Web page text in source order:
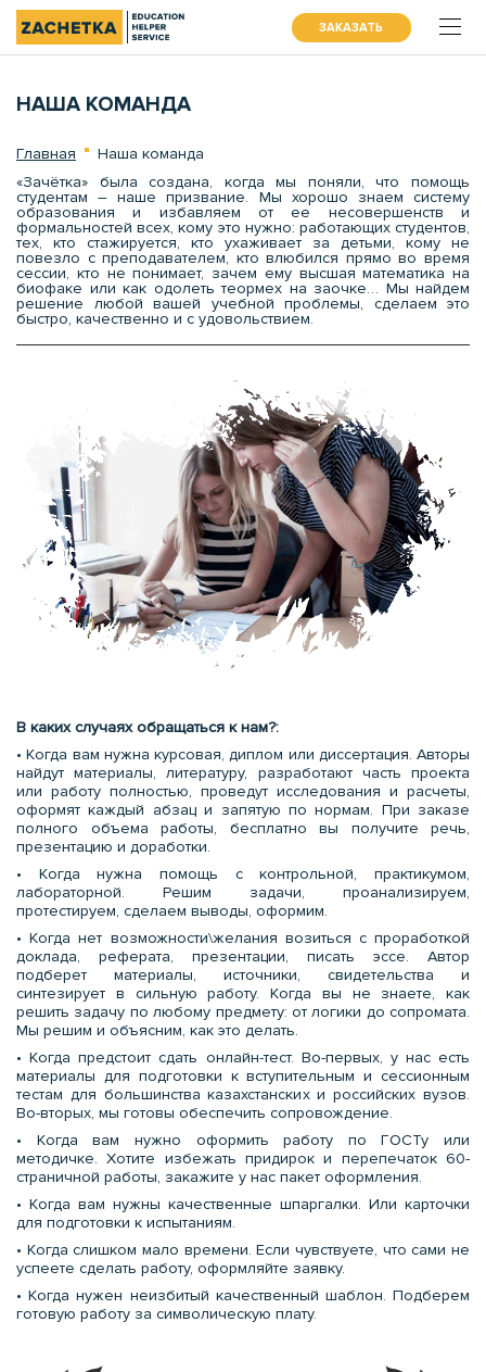
ЗАКАЗАТЬ
НАША КОМАНДА
Главная
Наша команда
«Зачётка» была создана, когда мы поняли, что помощь
студентам – наше призвание. Мы хорошо знаем систему
образования и избавляем от ее несовершенств и
формальностей всех, кому это нужно: работающих студентов,
тех, кто стажируется, кто ухаживает за детьми, кому не
повезло с преподавателем, кто влюбился прямо во время
сессии, кто не понимает, зачем ему высшая математика на
биофаке или как одолеть теормех на заочке… Мы найдем
решение любой вашей учебной проблемы, сделаем это
быстро, качественно и с удовольствием.
В каких случаях обращаться к нам?:
• Когда вам нужна курсовая, диплом или диссертация. Авторы
найдут материалы, литературу, разработают часть проекта
или работу полностью, проведут исследования и расчеты,
оформят каждый абзац и запятую по нормам. При заказе
полного объема работы, бесплатно вы получите речь,
презентацию и доработки.
• Когда нужна помощь с контрольной, практикумом,
лабораторной. Решим задачи, проанализируем,
протестируем, сделаем выводы, оформим.
• Когда нет возможности\желания возиться с проработкой
доклада, реферата, презентации, писать эссе. Автор
подберет материалы, источники, свидетельства и
синтезирует в сильную работу. Когда вы не знаете, как
решить задачу по любому предмету: от логики до сопромата.
Мы решим и объясним, как это делать.
• Когда предстоит сдать онлайн-тест. Во-первых, у нас есть
материалы для подготовки к вступительным и сессионным
тестам для большинства казахстанских и российских вузов.
Во-вторых, мы готовы обеспечить сопровождение.
• Когда вам нужно оформить работу по ГОСТу или
методичке. Хотите избежать придирок и перепечаток 60-
страничной работы, закажите у нас пакет оформления.
• Когда вам нужны качественные шпаргалки. Или карточки
для подготовки к испытаниям.
• Когда слишком мало времени. Если чувствуете, что сами не
успеете сделать работу, оформляйте заявку.
• Когда нужен неизбитый качественный шаблон. Подберем
готовую работу за символическую плату.